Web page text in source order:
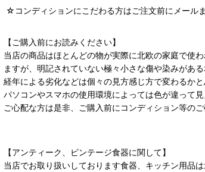
☆コンディションにこだわる方はご注文前にメール
【ご購入前にお読みください】
当店の商品はほとんどの物が実際に北欧の家庭で使
ますが、明記されていない極々小さな傷や染みがあ
経年による劣化などは個々の見方感じ方で変わるか
パソコンやスマホの使用環境によっては色が違って
ご心配な方は是非、ご購入前にコンディション等の
【アンティーク、ビンテージ食器に関して】
当店でお取り扱いしております食器、キッチン用品